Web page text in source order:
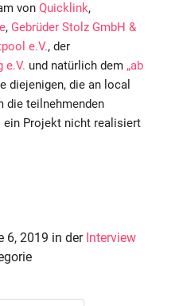
von Quicklink,
, Gebrüder Stolz GmbH &
e.V., der
e.V. und natürlich dem „ab
diejenigen, die an local
die teilnehmenden
ein Projekt nicht realisiert
6, 2019 in der Interview